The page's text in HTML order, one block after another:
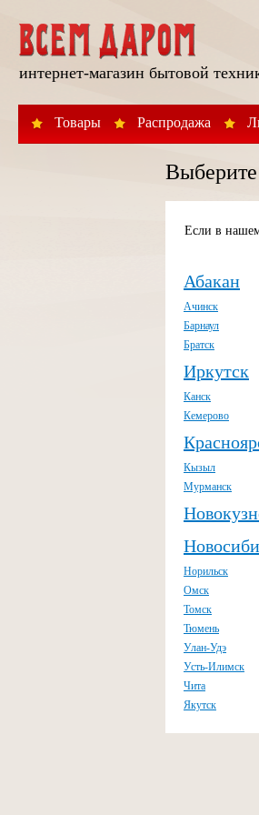
интернет-магазин бытовой
Товары Распродажа
Выберите
Если в
Абакан
Ачинск
Барнаул
Братск
Иркутск
Канск
Кемерово
Кызыл
Мурманск
Норильск
Омск
Томск
Тюмень
Улан-Удэ
Усть-Илимск
Чита
Якутск